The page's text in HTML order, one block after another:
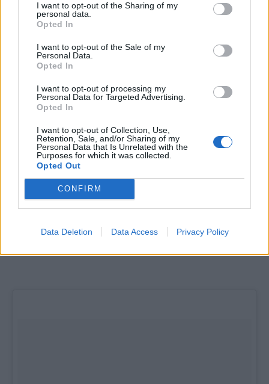
I want to opt-out of the Sharing of my
personal data.
Opted In
I want to opt-out of the Sale of my
Personal Data.
Opted In
I want to opt-out of processing my
Personal Data for Targeted Advertising.
Opted In
I want to opt-out of Collection, Use,
Retention, Sale, and/or Sharing of my
Personal Data that Is Unrelated with the
Purposes for which it was collected.
Opted Out
CONFIRM
Data Deletion Data Access Privacy Policy